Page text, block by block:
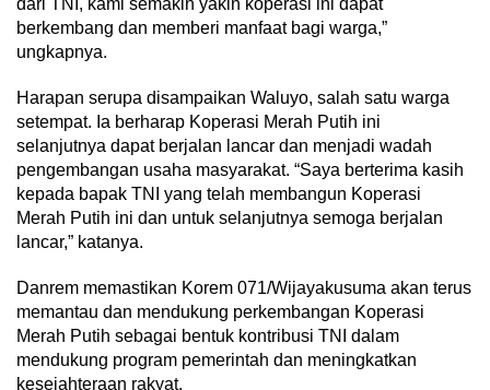
dari TNI, kami semakin yakin koperasi ini dapat
berkembang dan memberi manfaat bagi warga,”
ungkapnya.
Harapan serupa disampaikan Waluyo, salah satu warga
setempat. Ia berharap Koperasi Merah Putih ini
selanjutnya dapat berjalan lancar dan menjadi wadah
pengembangan usaha masyarakat. “Saya berterima kasih
kepada bapak TNI yang telah membangun Koperasi
Merah Putih ini dan untuk selanjutnya semoga berjalan
lancar,” katanya.
Danrem memastikan Korem 071/Wijayakusuma akan terus
memantau dan mendukung perkembangan Koperasi
Merah Putih sebagai bentuk kontribusi TNI dalam
mendukung program pemerintah dan meningkatkan
kesejahteraan rakyat.